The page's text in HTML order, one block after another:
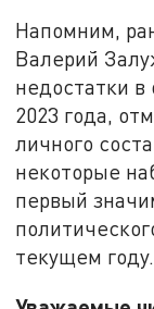
Напомним,
Валерий
недостатки в
2023 года,
личного
некоторые
первый
текущем году.